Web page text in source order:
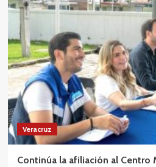
Veracruz
Continúa la afiliación al Centro